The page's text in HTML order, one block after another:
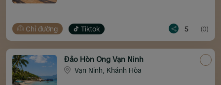
Chỉ đường Tiktok 5 (0)
Đảo Hòn Ong Vạn Ninh
Vạn Ninh, Khánh Hòa